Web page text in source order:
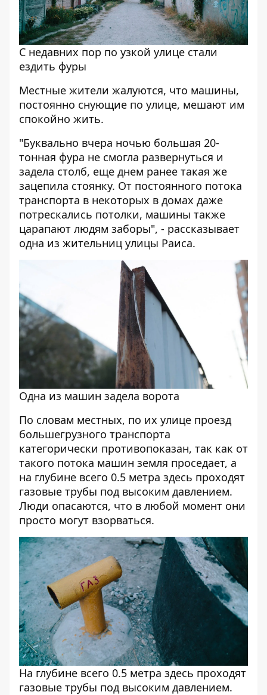
С недавних пор по узкой улице стали
ездить фуры
Местные жители жалуются, что машины,
постоянно снующие по улице, мешают им
спокойно жить.
"Буквально вчера ночью большая 20-
тонная фура не смогла развернуться и
задела столб, еще днем ранее такая же
зацепила стоянку. От постоянного потока
транспорта в некоторых в домах даже
потрескались потолки, машины также
царапают людям заборы", - рассказывает
одна из жительниц улицы Раиса.
Одна из машин задела ворота
По словам местных, по их улице проезд
большегрузного транспорта
категорически противопоказан, так как от
такого потока машин земля проседает, а
на глубине всего 0.5 метра здесь проходят
газовые трубы под высоким давлением.
Люди опасаются, что в любой момент они
просто могут взорваться.
На глубине всего 0.5 метра здесь проходят
газовые трубы под высоким давлением.